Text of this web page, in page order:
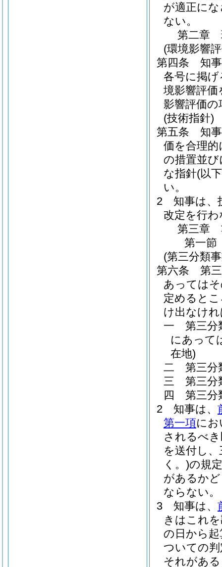
が適正に
ない。
第二章
(環境影響
第四条
知
各号に掲
境影響評
影響評価
(技術指針)
第五条
知
価を合理
の措置並
な指針(以
い。
2
知事は、
改定を行
第三章
第一節
(第三分類
第六条
第
あっては
定めると
け出なけ
一
第三分
にあって
在地)
二
第三分
三
第三分
四
第三分
2
知事は、
第一項にお
されるべ
を送付し
く。)の規
があるか
ならない。
3
知事は、
きはこれ
の日から
ついての
それがあ